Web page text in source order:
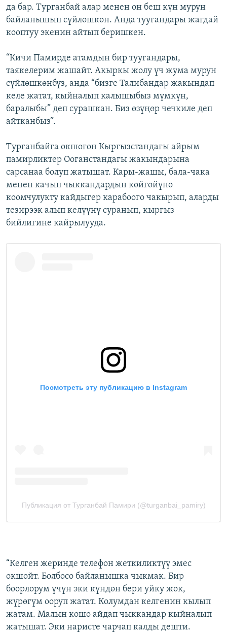
да бар. Турганбай алар менен он беш күн мурун
байланышып сүйлөшкөн. Анда туугандары жагдай
кооптуу экенин айтып беришкен.
“Кичи Памирде атамдын бир туугандары,
таякелерим жашайт. Акыркы жолу үч жума мурун
сүйлөшкөнбүз, анда “бизге Талибандар жакындап
келе жатат, кыйналып калышыбыз мүмкүн,
баралыбы” деп сурашкан. Биз өзүңөр чечкиле деп
айтканбыз”.
Турганбайга окшогон Кыргызстандагы айрым
памирликтер Ооганстандагы жакындарына
сарсанаа болуп жатышат. Кары-жашы, бала-чака
менен качып чыккандардын көйгөйүнө
коомчулукту кайдыгер карабоого чакырып, аларды
тезирээк алып келүүнү суранып, кыргыз
бийлигине кайрылууда.
“Келген жеринде телефон жеткиликтүү эмес
окшойт. Болбосо байланышка чыкмак. Бир
боорлорум үчүн эки күндөн бери уйку жок,
жүрөгүм ооруп жатат. Колумдан келгенин кылып
жатам. Малын кошо айдап чыккандар кыйналып
жатышат. Эки наристе чарчап калды дешти.